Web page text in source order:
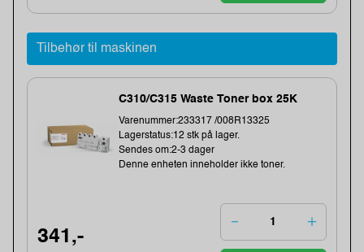
Tilbehør til maskinen
C310/C315 Waste Toner box 25K
Varenummer:233317 /008R13325
Lagerstatus:12 stk på lager.
Sendes om:2-3 dager
Denne enheten inneholder ikke toner.
341,-